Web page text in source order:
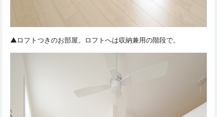
▲ロフトつきのお部屋。ロフトへは収納兼用の階段で。